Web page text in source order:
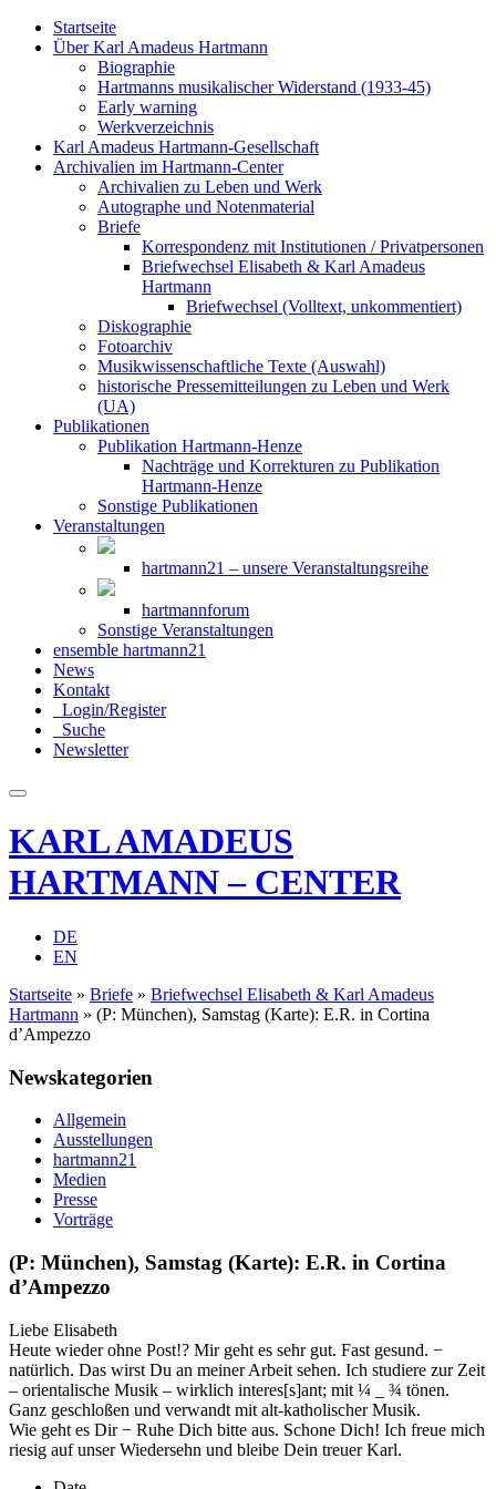
Startseite
Über Karl Amadeus Hartmann
Biographie
Hartmanns musikalischer Widerstand (1933-45)
Early warning
Werkverzeichnis
Karl Amadeus Hartmann-Gesellschaft
Archivalien im Hartmann-Center
Archivalien zu Leben und Werk
Autographe und Notenmaterial
Briefe
Korrespondenz mit Institutionen / Privatpersonen
Briefwechsel Elisabeth & Karl Amadeus
Hartmann
Briefwechsel (Volltext, unkommentiert)
Diskographie
Fotoarchiv
Musikwissenschaftliche Texte (Auswahl)
historische Pressemitteilungen zu Leben und Werk
(UA)
Publikationen
Publikation Hartmann-Henze
Nachträge und Korrekturen zu Publikation
Hartmann-Henze
Sonstige Publikationen
Veranstaltungen
hartmann21 – unsere Veranstaltungsreihe
hartmannforum
Sonstige Veranstaltungen
ensemble hartmann21
News
Kontakt
Login/Register
Suche
Newsletter
KARL AMADEUS
HARTMANN – CENTER
DE
EN
Startseite » Briefe » Briefwechsel Elisabeth & Karl Amadeus
Hartmann » (P: München), Samstag (Karte): E.R. in Cortina
d’Ampezzo
Newskategorien
Allgemein
Ausstellungen
hartmann21
Medien
Presse
Vorträge
(P: München), Samstag (Karte): E.R. in Cortina
d’Ampezzo
Liebe Elisabeth
Heute wieder ohne Post!? Mir geht es sehr gut. Fast gesund. −
natürlich. Das wirst Du an meiner Arbeit sehen. Ich studiere zur Zeit
– orientalische Musik – wirklich interes[s]ant; mit ¼ _ ¾ tönen.
Ganz geschloßen und verwandt mit alt-katholischer Musik.
Wie geht es Dir − Ruhe Dich bitte aus. Schone Dich! Ich freue mich
riesig auf unser Wiedersehn und bleibe Dein treuer Karl.